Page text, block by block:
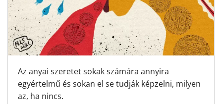
Az anyai szeretet sokak számára annyira
egyértelmű és sokan el se tudják képzelni, milyen
az, ha nincs.